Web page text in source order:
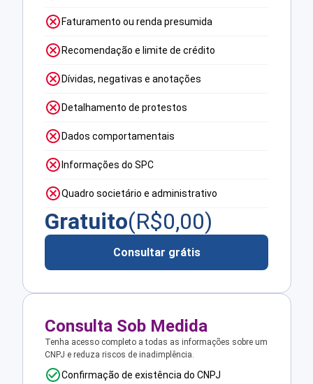
Faturamento ou renda presumida
Recomendação e limite de crédito
Dívidas, negativas e anotações
Detalhamento de protestos
Dados comportamentais
Informações do SPC
Quadro societário e administrativo
Gratuito(R$0,00)
Consultar grátis
Consulta Sob Medida
Tenha acesso completo a todas as informações sobre um
CNPJ e reduza riscos de inadimplência.
Confirmação de existência do CNPJ